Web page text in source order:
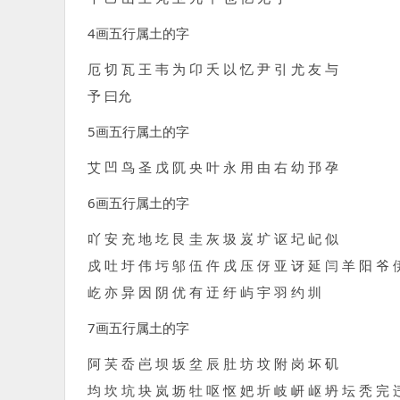
4画五行属土的字
厄 切 瓦 王 韦 为 卬 夭 以 忆 尹 引 尤 友 与
予 曰允
5画五行属土的字
艾 凹 鸟 圣 戊 阢 央 叶 永 用 由 右 幼 邘 孕
6画五行属土的字
吖 安 充 地 圪 艮 圭 灰 圾 岌 圹 讴 圮 屺 似
戍 吐 圩 伟 圬 邬 伍 仵 戌 压 伢 亚 讶 延 闫 羊 阳 爷
屹 亦 异 因 阴 优 有 迂 纡 屿 宇 羽 约 圳
7画五行属土的字
阿 芺 岙 岜 坝 坂 坌 辰 肚 坊 坟 附 岗 坏 矶
均 坎 坑 块 岚 坜 牡 呕 怄 妑 圻 岐 岍 岖 坍 坛 秃 完